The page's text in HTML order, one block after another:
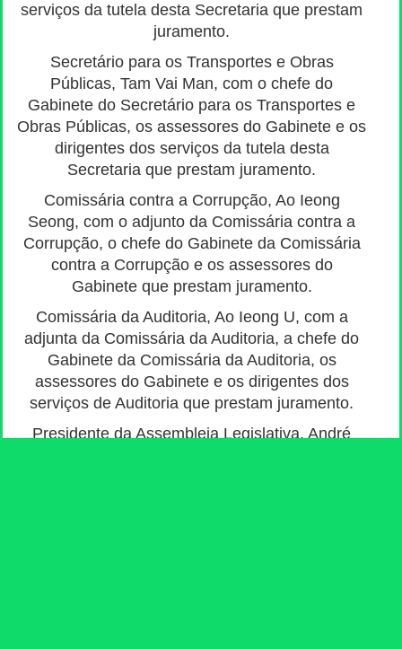
serviços da tutela desta Secretaria que prestam
juramento.
Secretário para os Transportes e Obras
Públicas, Tam Vai Man, com o chefe do
Gabinete do Secretário para os Transportes e
Obras Públicas, os assessores do Gabinete e os
dirigentes dos serviços da tutela desta
Secretaria que prestam juramento.
Comissária contra a Corrupção, Ao Ieong
Seong, com o adjunto da Comissária contra a
Corrupção, o chefe do Gabinete da Comissária
contra a Corrupção e os assessores do
Gabinete que prestam juramento.
Comissária da Auditoria, Ao Ieong U, com a
adjunta da Comissária da Auditoria, a chefe do
Gabinete da Comissária da Auditoria, os
assessores do Gabinete e os dirigentes dos
serviços de Auditoria que prestam juramento.
Presidente da Assembleia Legislativa, André